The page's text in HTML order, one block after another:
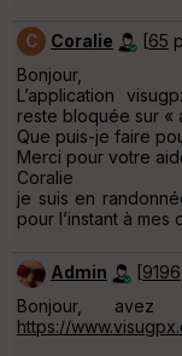
C Coralie [65
Bonjour,
L’application
reste bloquée sur «
Que puis-je faire
Merci pour votre
Coralie
je suis en
pour l’instant à mes
Admin [9196
Bonjour,
https://